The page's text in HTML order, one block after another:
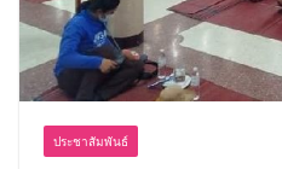
ประชาสัมพันธ์